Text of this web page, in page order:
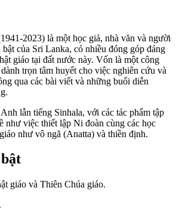
2023) là một học giả, nhà văn và người
của Sri Lanka, có nhiều đóng góp đáng
giáo tại đất nước này. Vốn là một công
trọn tâm huyết cho việc nghiên cứu và
qua các bài viết và những buổi diễn
lẫn tiếng Sinhala, với các tác phẩm tập
như việc thiết lập Ni đoàn cùng các học
như vô ngã (Anatta) và thiền định.
giáo và Thiên Chúa giáo.